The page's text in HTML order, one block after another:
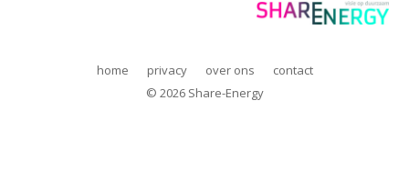
home privacy over ons
contact
© 2026 Share-Energy
info@Share-Energy.nl